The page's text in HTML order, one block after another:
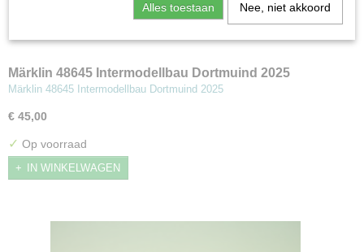
Märklin 48645 Intermodellbau Dortmuind 2025
Märklin 48645 Intermodellbau Dortmuind 2025
€ 45,00
✓ Op voorraad
IN WINKELWAGEN
Alles toestaan Nee, niet akkoord